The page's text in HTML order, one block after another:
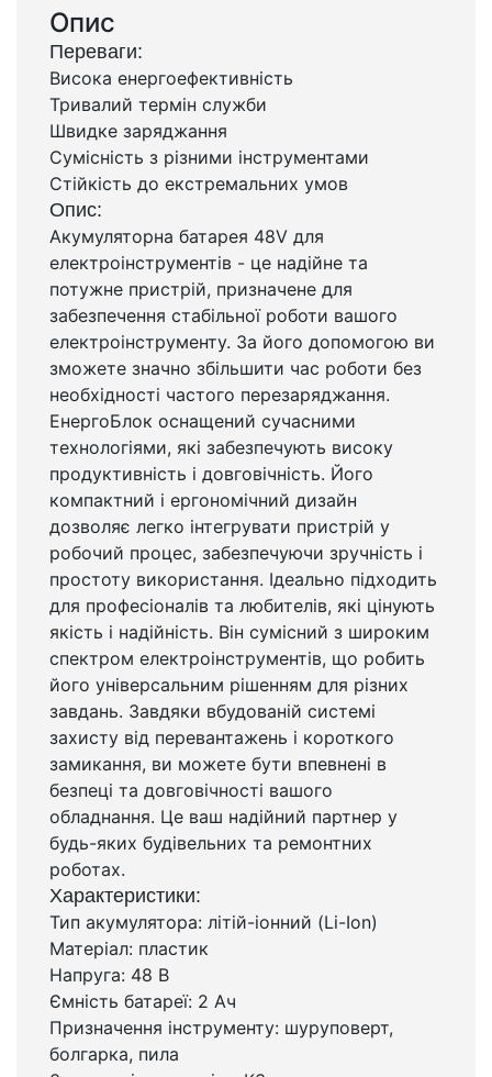
Опис
Переваги:
Висока енергоефективність
Тривалий термін служби
Швидке заряджання
Сумісність з різними інструментами
Стійкість до екстремальних умов
Опис:
Акумуляторна батарея 48V для
електроінструментів - це надійне та
потужне пристрій, призначене для
забезпечення стабільної роботи вашого
електроінструменту. За його допомогою ви
зможете значно збільшити час роботи без
необхідності частого перезаряджання.
ЕнергоБлок оснащений сучасними
технологіями, які забезпечують високу
продуктивність і довговічність. Його
компактний і ергономічний дизайн
дозволяє легко інтегрувати пристрій у
робочий процес, забезпечуючи зручність і
простоту використання. Ідеально підходить
для професіоналів та любителів, які цінують
якість і надійність. Він сумісний з широким
спектром електроінструментів, що робить
його універсальним рішенням для різних
завдань. Завдяки вбудованій системі
захисту від перевантажень і короткого
замикання, ви можете бути впевнені в
безпеці та довговічності вашого
обладнання. Це ваш надійний партнер у
будь-яких будівельних та ремонтних
роботах.
Характеристики:
Тип акумулятора: літій-іонний (Li-Ion)
Матеріал: пластик
Напруга: 48 В
Ємність батареї: 2 Ач
Призначення інструменту: шуруповерт,
болгарка, пила